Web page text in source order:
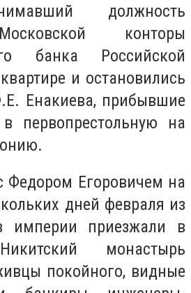
должность
конторы
банка Российской
и остановились
Енакиева, прибывшие
первопрестольную на
Егоровичем на
дней февраля из
империи приезжали в
монастырь
покойного, видные